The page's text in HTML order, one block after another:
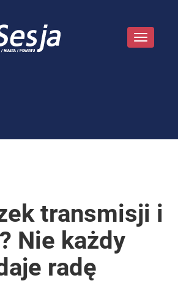
Toggle
transmisji i
Nie każdy
radę